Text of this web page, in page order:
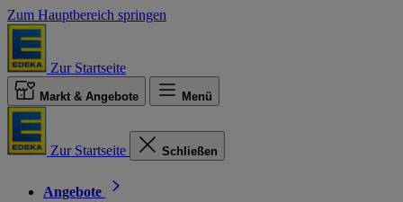
Zum Hauptbereich springen
Zur Startseite
Markt & Angebote Menü
Zur Startseite Schließen
Angebote